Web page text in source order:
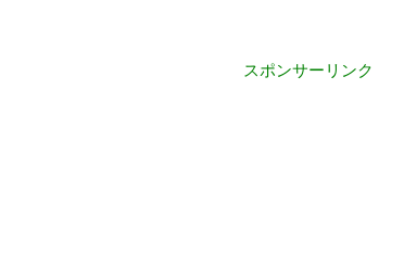
スポンサーリンク